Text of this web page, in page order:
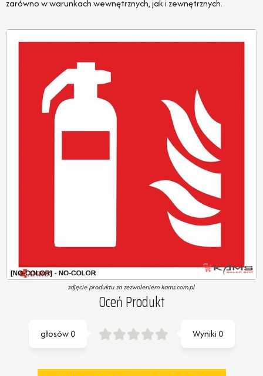
zarówno w warunkach wewnętrznych, jak i zewnętrznych.
zdjęcie produktu za zezwoleniem kams.com.pl
Oceń Produkt
Wyniki0
głosów0